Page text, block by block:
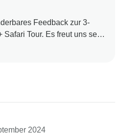
Feedback zur 3-
Safari Tour. Es freut uns sehr
gut geplante Reiseroute, die
Gerhard) machen die
Erlebnis und wir
beigetragen hat, dass Ihre
auch angenehm war. Wir
weiteren Abenteuer
2024